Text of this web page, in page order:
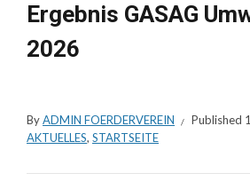
Ergebnis GASAG
2026
ByADMIN FOERDERVEREIN Published
AKTUELLES, STARTSEITE